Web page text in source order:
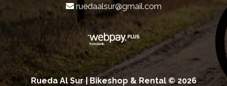
ruedaalsur@gmail.com
Rueda Al Sur | Bikeshop & Rental © 2026